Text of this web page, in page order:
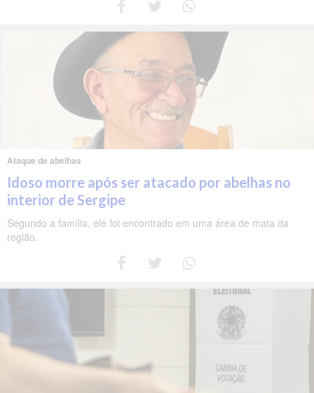
Ataque de abelhas
Idoso morre após ser atacado por abelhas no
interior de Sergipe
Segundo a família, ele foi encontrado em uma área de mata da
região.